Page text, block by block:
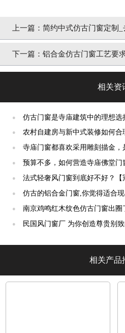
上一篇： 简约中式仿古门窗定制
阳光」
下一篇： 铝合金仿古门窗工艺要
相关资
●
仿古门窗是寺庙建筑中的理想选
终生【冠墅阳光】
●
农村自建房与新中式装修如何合
阳光】
●
寺庙门窗都喜欢采用雕刻描金，
吗？【冠墅阳光】
●
预算不多，如何营造寺庙佛堂门
阳光】
● 法式轻奢风门窗到底好不好？【
●
仿古的铝合金门窗,你觉得适合现
【冠墅阳光】
●
南京鸡鸣红木纹色仿古门窗出圈
光】
●
民国风门窗厂 为你创造尊贵别致的空间【冠
相关产品